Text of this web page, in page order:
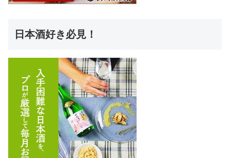
日本酒好き必見！